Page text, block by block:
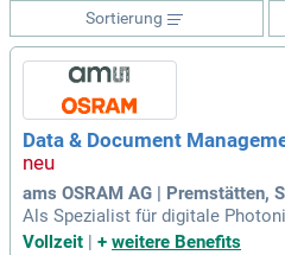
Sortierung
Data & Document
ams OSRAM AG | Premstätten,
Als Spezialist für digitale
nde Ingenieurskunst mit
Vollzeit
+ weitere Benefits